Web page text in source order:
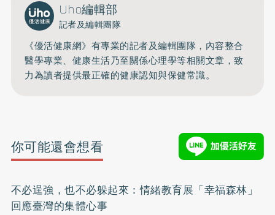
Uho編輯部
記者及編輯團隊
《優活健康網》有專業的記者及編輯團隊，內容整合
醫學專業、健康生活乃至關係心理學等相關文章，致
力為讀者提供最正確的健康認知與保健常識。
你可能還會想看
不必逞強，也不必躲起來：情緒教育展「幸福森林」
回應臺灣的集體心事